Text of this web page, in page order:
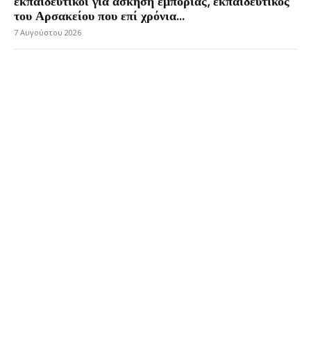
του Αρσακείου που επί χρόνια...
7 Αυγούστου 2026